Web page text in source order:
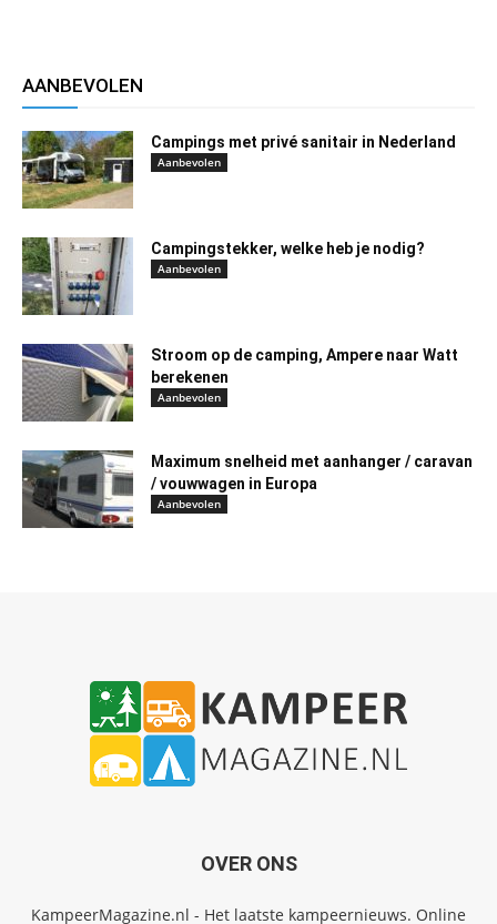
AANBEVOLEN
Campings met privé sanitair in Nederland
Aanbevolen
Campingstekker, welke heb je nodig?
Aanbevolen
Stroom op de camping, Ampere naar Watt
berekenen
Aanbevolen
Maximum snelheid met aanhanger / caravan
/ vouwwagen in Europa
Aanbevolen
OVER ONS
KampeerMagazine.nl - Het laatste kampeernieuws. Online